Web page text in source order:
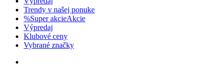
Trendy v našej ponuke
%Super akcieAkcie
Výpredaj
Klubové ceny
Vybrané značky